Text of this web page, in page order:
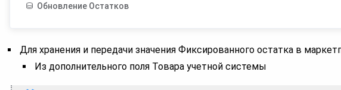
Обновление Остатков
Для хранения и передачи значения Фиксированного остатка в
Из дополнительного поля Товара учетной системы